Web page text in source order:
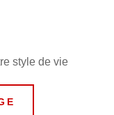
style de vie